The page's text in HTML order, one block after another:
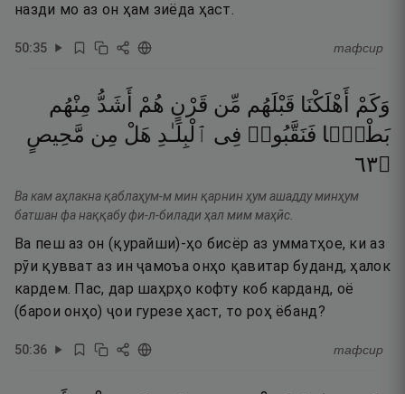
назди мо аз он ҳам зиёда ҳаст.
50:35 тафсир
وَكَمْ أَهْلَكْنَا قَبْلَهُم مِّن قَرْنٍ هُمْ أَشَدُّ مِنْهُم
بَطْشًۭا فَنَقَّبُوا۟ فِى ٱلْبِلَـٰدِ هَلْ مِن مَّحِيصٍ
۝٣٦
Ва кам аҳлакна қаблаҳум-м мин қарнин ҳум ашадду минҳум
батшан фа наққабу фи-л-билади ҳал мим маҳӣс.
Ва пеш аз он (қурайши)-ҳо бисёр аз умматҳое, ки аз
рӯи қувват аз ин ҷамоъа онҳо қавитар буданд, ҳалок
кардем. Пас, дар шаҳрҳо кофту коб карданд, оё
(барои онҳо) ҷои гурезе ҳаст, то роҳ ёбанд?
50:36 тафсир